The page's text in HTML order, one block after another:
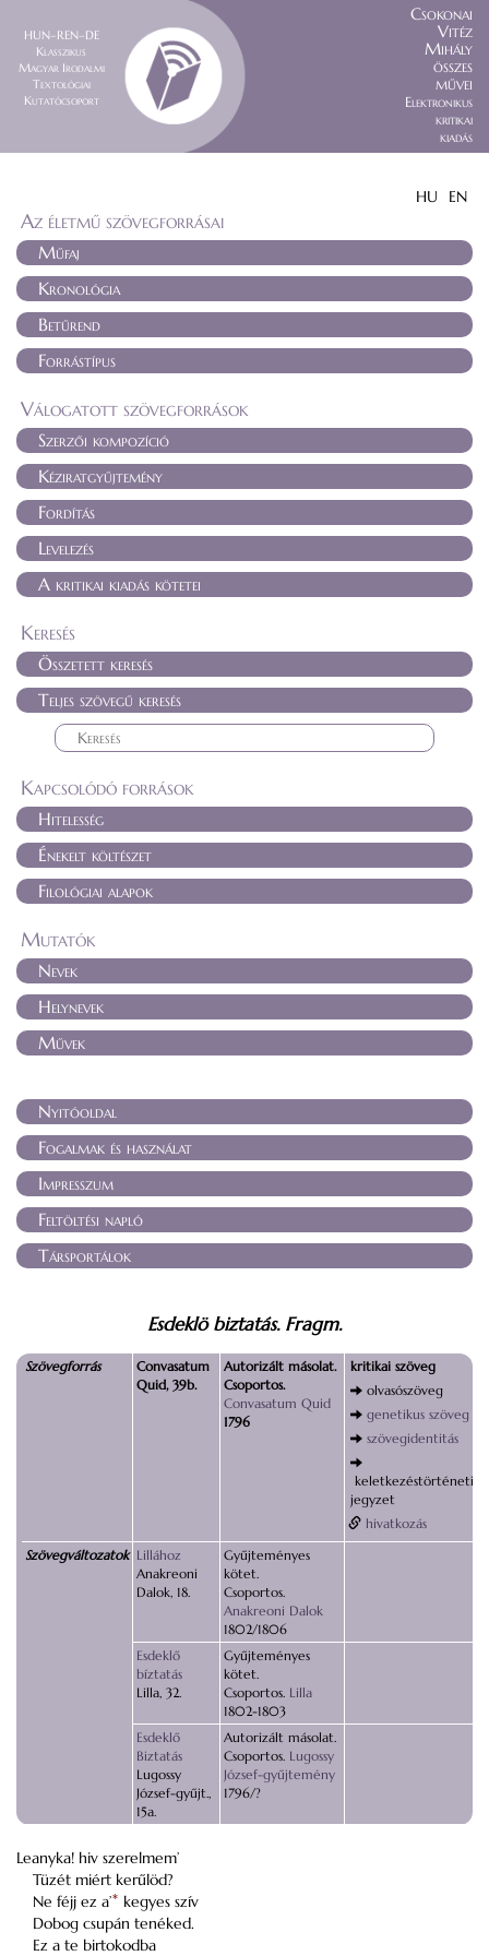
HUN–REN–DE
Klasszikus
Magyar Irodalmi
Textológiai
Kutatócsoport
Csokonai
Vitéz
Mihály
összes
művei
Elektronikus
kritikai
kiadás
HU EN
Az életmű szövegforrásai
Műfaj
Kronológia
Betűrend
Forrástípus
Válogatott szövegforrások
Szerzői kompozíció
Kéziratgyűjtemény
Fordítás
Levelezés
A kritikai kiadás kötetei
Keresés
Összetett keresés
Teljes szövegű keresés
Kapcsolódó források
Hitelesség
Énekelt költészet
Filológiai alapok
Mutatók
Nevek
Helynevek
Művek
Nyitóoldal
Fogalmak és használat
Impresszum
Feltöltési napló
Társportálok
Esdeklö biztatás. Fragm.
Szövegforrás
Convasatum
Quid, 39b.
Autorizált másolat.
Csoportos.
Convasatum Quid
1796
kritikai szöveg
olvasószöveg
genetikus szöveg
szövegidentitás
keletkezéstörténeti
jegyzet
hivatkozás
Szövegváltozatok Lillához
Anakreoni
Dalok, 18.
Gyűjteményes
kötet.
Csoportos.
Anakreoni Dalok
1802/1806
Esdeklő
bíztatás
Lilla, 32.
Gyűjteményes
kötet.
Csoportos. Lilla
1802-1803
Esdeklő
Biztatás
Lugossy
József-gyűjt.,
15a.
Autorizált másolat.
Csoportos. Lugossy
József-gyűjtemény
1796/?
Leanyka! hiv szerelmem’
Tüzét miért kerűlöd?
Ne féjj ez a’* kegyes szív
Dobog csupán tenéked.
Ez a te birtokodba